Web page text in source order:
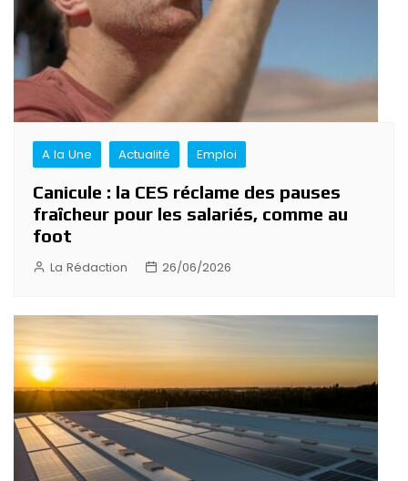
A la Une Actualité Emploi
Canicule : la CES réclame des pauses
fraîcheur pour les salariés, comme au
foot
La Rédaction 26/06/2026